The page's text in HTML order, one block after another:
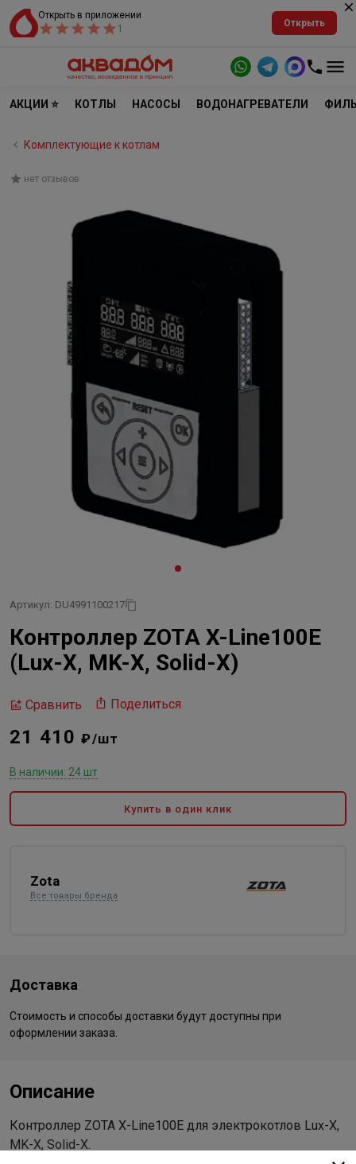
Открыть в приложении
1
Открыть
АКЦИИ ⭐ КОТЛЫ НАСОСЫ ВОДОНАГРЕВАТЕЛИ
Комплектующие к котлам
нет отзывов
Артикул: DU4991100217
Контроллер ZOTA X-Line100E
(Lux-X, MK-X, Solid-X)
Сравнить Поделиться
21 410₽/шт
В наличии: 24 шт
Купить в один клик
Zota
Все товары бренда
Доставка
Стоимость и способы доставки будут доступны при
оформлении заказа.
Описание
Контроллер ZOTA X-Line100E для электрокотлов Lux-X,
MK-X, Solid-X.